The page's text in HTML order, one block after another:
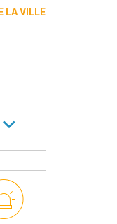
LA VILLE